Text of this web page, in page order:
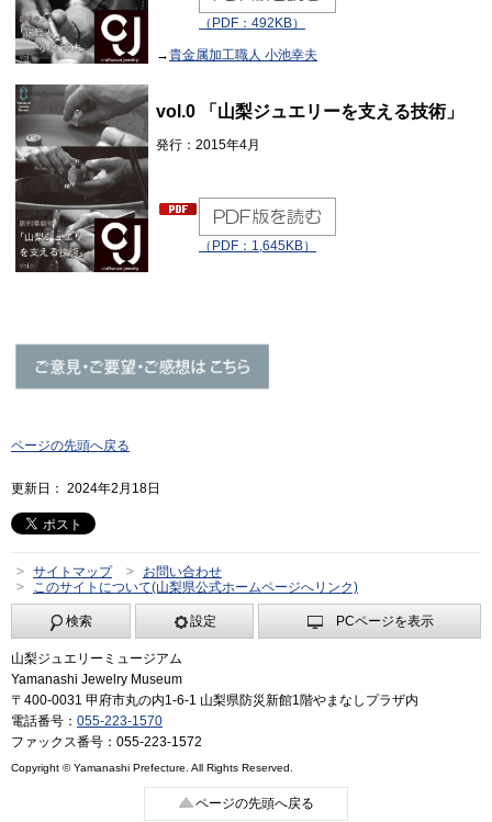
（PDF：492KB）
→貴金属加工職人 小池幸夫
vol.0 「山梨ジュエリーを支える技術」
発行：2015年4月
（PDF：1,645KB）
ページの先頭へ戻る
更新日： 2024年2月18日
サイトマップ
お問い合わせ
このサイトについて(山梨県公式ホームページへリンク)
検索 設定 PCページを表示
山梨ジュエリーミュージアム
Yamanashi Jewelry Museum
〒400-0031 甲府市丸の内1-6-1 山梨県防災新館1階やまなしプラザ内
電話番号： 055-223-1570
ファックス番号：055-223-1572
Copyright © Yamanashi Prefecture. All Rights Reserved.
ページの先頭へ戻る